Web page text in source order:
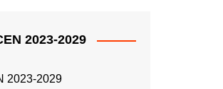
2023-2029
2023-2029